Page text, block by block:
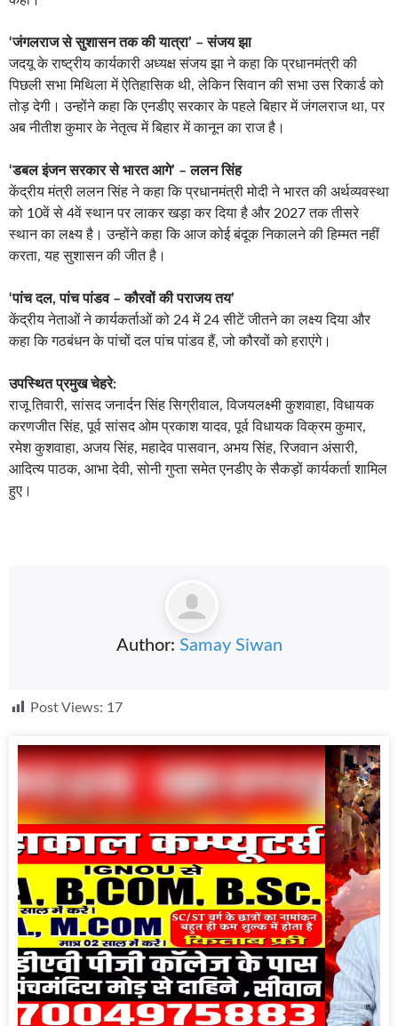
‘जंगलराज से सुशासन तक की यात्रा’ – संजय झा
जदयू के राष्ट्रीय कार्यकारी अध्यक्ष संजय झा ने कहा कि प्रधानमंत्री की
पिछली सभा मिथिला में ऐतिहासिक थी, लेकिन सिवान की सभा उस रिकार्ड को
तोड़ देगी। उन्होंने कहा कि एनडीए सरकार के पहले बिहार में जंगलराज था, पर
अब नीतीश कुमार के नेतृत्व में बिहार में कानून का राज है।
‘डबल इंजन सरकार से भारत आगे’ – ललन सिंह
केंद्रीय मंत्री ललन सिंह ने कहा कि प्रधानमंत्री मोदी ने भारत की अर्थव्यवस्था
को 10वें से 4वें स्थान पर लाकर खड़ा कर दिया है और 2027 तक तीसरे
स्थान का लक्ष्य है। उन्होंने कहा कि आज कोई बंदूक निकालने की हिम्मत नहीं
करता, यह सुशासन की जीत है।
‘पांच दल, पांच पांडव – कौरवों की पराजय तय’
केंद्रीय नेताओं ने कार्यकर्ताओं को 24 में 24 सीटें जीतने का लक्ष्य दिया और
कहा कि गठबंधन के पांचों दल पांच पांडव हैं, जो कौरवों को हराएंगे।
उपस्थित प्रमुख चेहरे:
राजू तिवारी, सांसद जनार्दन सिंह सिग्रीवाल, विजयलक्ष्मी कुशवाहा, विधायक
करणजीत सिंह, पूर्व सांसद ओम प्रकाश यादव, पूर्व विधायक विक्रम कुमार,
रमेश कुशवाहा, अजय सिंह, महादेव पासवान, अभय सिंह, रिजवान अंसारी,
आदित्य पाठक, आभा देवी, सोनी गुप्ता समेत एनडीए के सैकड़ों कार्यकर्ता शामिल
हुए।
Author: Samay Siwan
Post Views: 17